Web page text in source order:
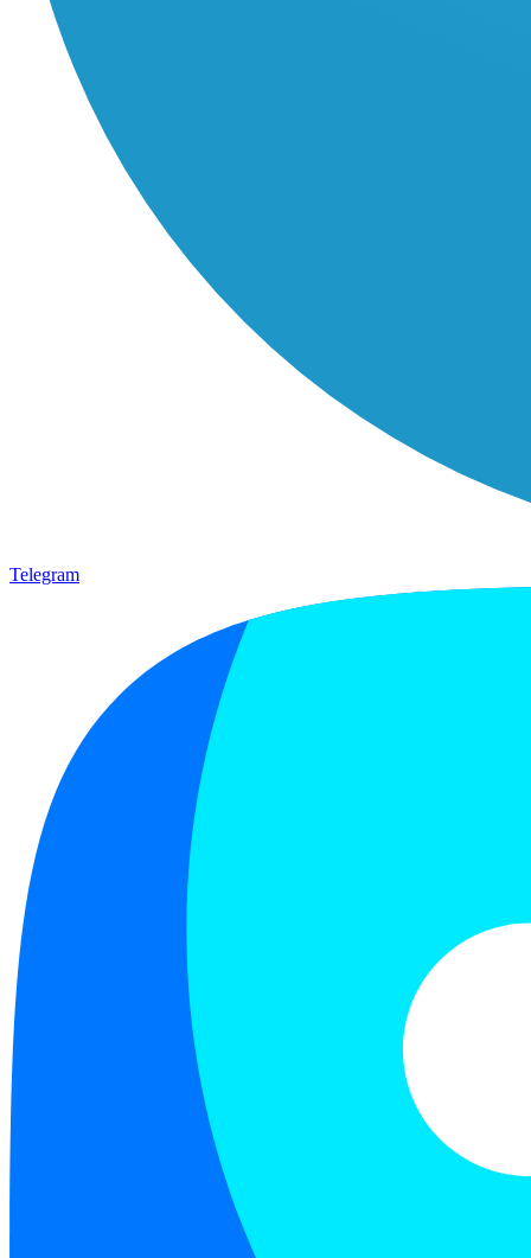
Telegram